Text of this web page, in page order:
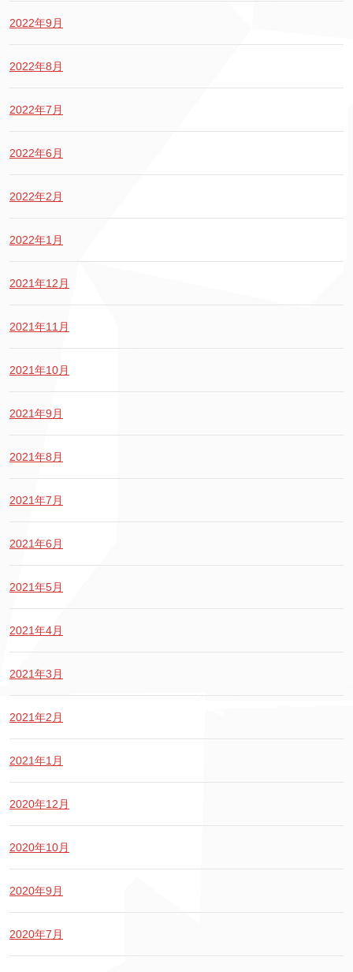
2022年9月
2022年8月
2022年7月
2022年6月
2022年2月
2022年1月
2021年12月
2021年11月
2021年10月
2021年9月
2021年8月
2021年7月
2021年6月
2021年5月
2021年4月
2021年3月
2021年2月
2021年1月
2020年12月
2020年10月
2020年9月
2020年7月